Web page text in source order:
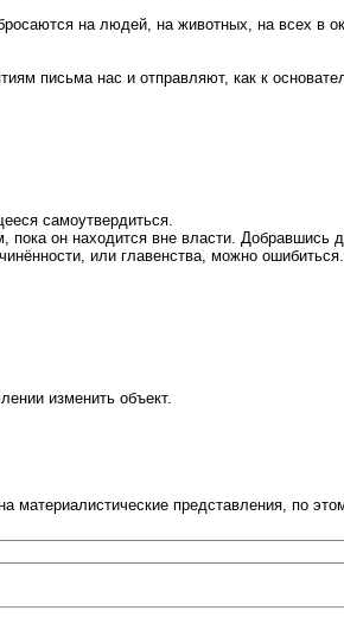
на людей, на животных, на всех в
письма нас и отправляют, как к
самоутвердиться.
он находится вне власти. Добравшись
или главенства, можно
изменить объект.
материалистические представления, по